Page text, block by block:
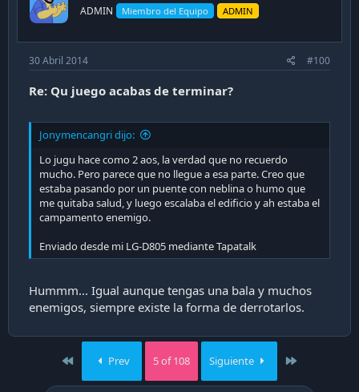
ADMIN Miembro del Equipo ADMIN
30 Abril 2014 #100
Re: Qu juego acabas de terminar?
Jonymencangri dijo:
Lo jugu hace como 2 aos, la verdad que no recuerdo
mucho. Pero parece que no llegue a esa parte. Creo que
estaba pasando por un puente con neblina o humo que
me quitaba salud, y luego escalaba el edificio y ah estaba el
campamento enemigo.
Enviado desde mi LG-D805 mediante Tapatalk
Hummm... Igual aunque tengas una bala y muchos
enemigos, siempre existe la forma de derrotarlos.
First Prev 5 of 108 Siguiente